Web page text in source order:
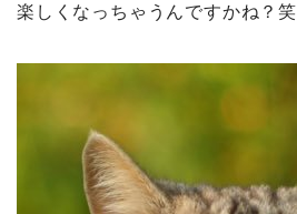
楽しくなっちゃうんですかね？笑